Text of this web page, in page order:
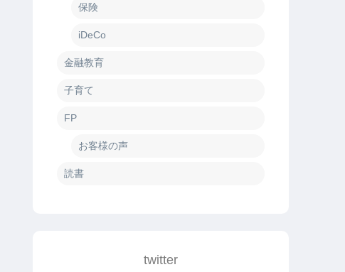
保険
iDeCo
金融教育
子育て
FP
お客様の声
読書
twitter